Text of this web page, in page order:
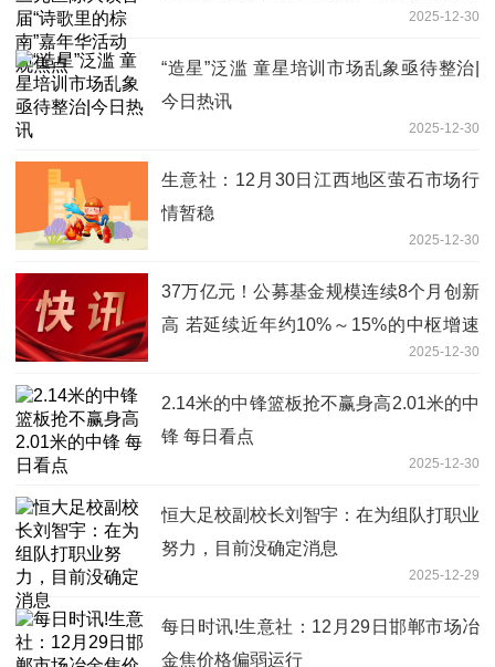
2025-12-30
“造星”泛滥 童星培训市场乱象亟待整治|
今日热讯
2025-12-30
生意社：12月30日江西地区萤石市场行
情暂稳
2025-12-30
37万亿元！公募基金规模连续8个月创新
高 若延续近年约10%～15%的中枢增速
水平，明年行业规模有望突破40万亿2025-12-30
2.14米的中锋篮板抢不赢身高2.01米的中
锋 每日看点
2025-12-30
恒大足校副校长刘智宇：在为组队打职业
努力，目前没确定消息
2025-12-29
每日时讯!生意社：12月29日邯郸市场冶
金焦价格偏弱运行